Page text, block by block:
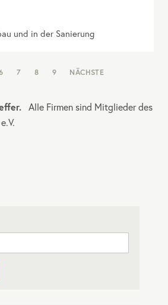
und in der Sanierung
7 8 9 NÄCHSTE
Alle Firmen sind Mitglieder des